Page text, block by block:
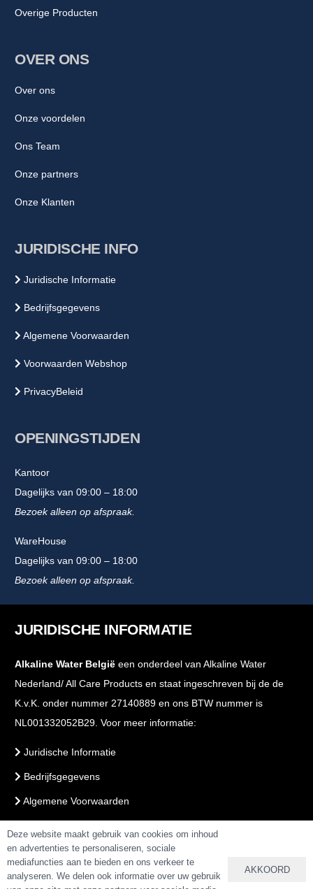
Overige Producten
OVER ONS
Over ons
Onze voordelen
Ons Team
Onze partners
Onze Klanten
JURIDISCHE INFO
Juridische Informatie
Bedrijfsgegevens
Algemene Voorwaarden
Voorwaarden Webshop
PrivacyBeleid
OPENINGSTIJDEN
Kantoor
Dagelijks van 09:00 – 18:00
Bezoek alleen op afspraak.
WareHouse
Dagelijks van 09:00 – 18:00
Bezoek alleen op afspraak.
JURIDISCHE INFORMATIE
Alkaline Water België een onderdeel van Alkaline Water
Nederland/ All Care Products en staat ingeschreven bij de de
K.v.K. onder nummer 27140889 en ons BTW nummer is
NL001332052B29. Voor meer informatie:
Juridische Informatie
Bedrijfsgegevens
Algemene Voorwaarden
PrivacyBeleid
Deze website maakt gebruik van cookies om inhoud
en advertenties te personaliseren, sociale
mediafuncties aan te bieden en ons verkeer te
analyseren. We delen ook informatie over uw gebruik
AKKOORD